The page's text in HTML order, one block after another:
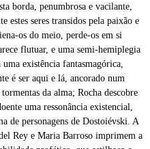
borda, penumbrosa e vacilante,
estes seres transidos pela paixão e
os do meio, perde-os em si
flutuar, e uma semi-hemiplegia
existência fantasmagórica,
é ser aqui e lá, ancorado num
da alma; Rocha descobre
uma ressonância existencial,
de personagens de Dostoiévski. A
Rey e Maria Barroso imprimem a